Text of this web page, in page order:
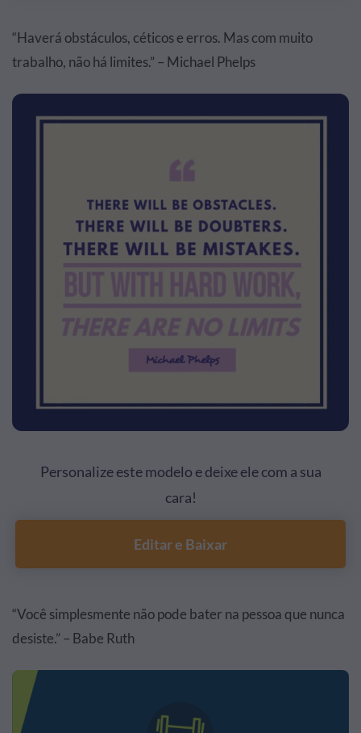
“Haverá obstáculos, céticos e erros. Mas com muito
trabalho, não há limites.” – Michael Phelps
Personalize este modelo e deixe ele com a sua
cara!
Editar e Baixar
“Você simplesmente não pode bater na pessoa que nunca
desiste.” – Babe Ruth